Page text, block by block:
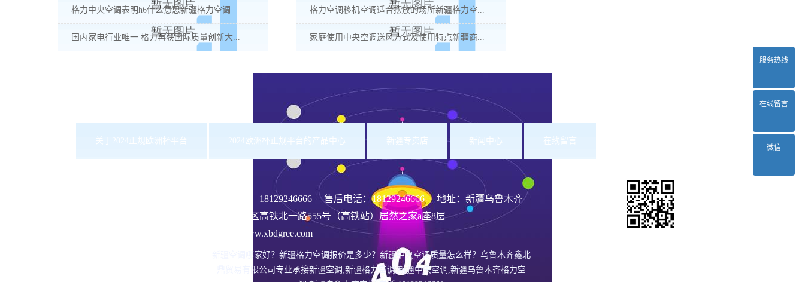
格力中央空调表明h6什么意思新疆格力空调
国内家电行业唯一 格力再获国际质量创新大...
格力空调移机空调适合摆放的场所新疆格力空...
家庭使用中央空调送风方式及使用特点新疆商...
关于2024正规欧洲杯平台 2024欧洲杯正规平台的产品中心 新疆专卖店 新闻中心 在线留言
18129246666 售后电话：18129246666 地址：新疆乌鲁木齐
沙依巴克区高铁北一路555号（高铁站）居然之家a座8层
网址：www.xbdgree.com
新疆空调哪家好？新疆格力空调报价是多少？新疆中央空调质量怎么样？乌鲁木齐鑫北
鼎贸易有限公司专业承接新疆空调,新疆格力空调,新疆中央空调,新疆乌鲁木齐格力空
服务热线
在线留言
微信